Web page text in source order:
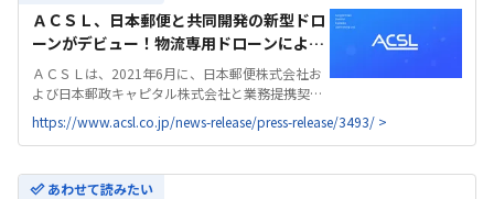
ＡＣＳＬ、日本郵便と共同開発の新型ドロ
ーンがデビュー！物流専用ドローンによる
レベル3.5飛行での配送を実施 - 国産産業用
ドローンのACSL | 株式会社ＡＣＳＬ
ＡＣＳＬは、2021年6月に、日本郵便株式会社お
よび日本郵政キャピタル株式会社と業務提携契約
を締結し、物流専用ドローンの開発に取り組んで
きた 2024年3月4日から3月22日の期間中、本物流
専用ドローンを用いたレベル3.5飛行...
https://www.acsl.co.jp/news-release/press-release/3493/ >
あわせて読みたい